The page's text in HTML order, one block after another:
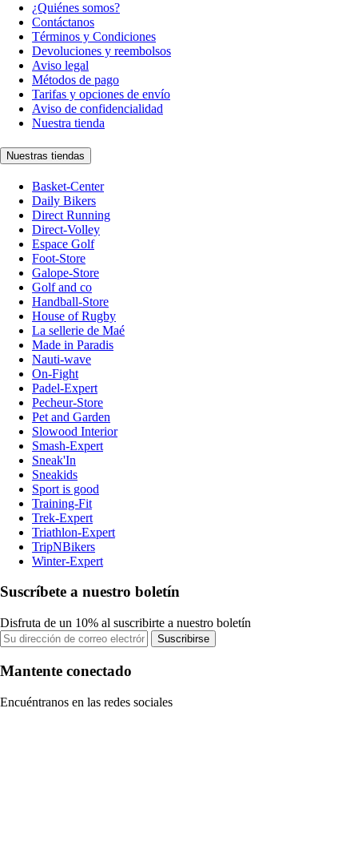
¿Quiénes somos?
Contáctanos
Términos y Condiciones
Devoluciones y reembolsos
Aviso legal
Métodos de pago
Tarifas y opciones de envío
Aviso de confidencialidad
Nuestra tienda
Nuestras tiendas
Basket-Center
Daily Bikers
Direct Running
Direct-Volley
Espace Golf
Foot-Store
Galope-Store
Golf and co
Handball-Store
House of Rugby
La sellerie de Maé
Made in Paradis
Nauti-wave
On-Fight
Padel-Expert
Pecheur-Store
Pet and Garden
Slowood Interior
Smash-Expert
Sneak'In
Sneakids
Sport is good
Training-Fit
Trek-Expert
Triathlon-Expert
TripNBikers
Winter-Expert
Suscríbete a nuestro boletín
Disfruta de un 10% al suscribirte a nuestro boletín
Suscribirse
Mantente conectado
Encuéntranos en las redes sociales